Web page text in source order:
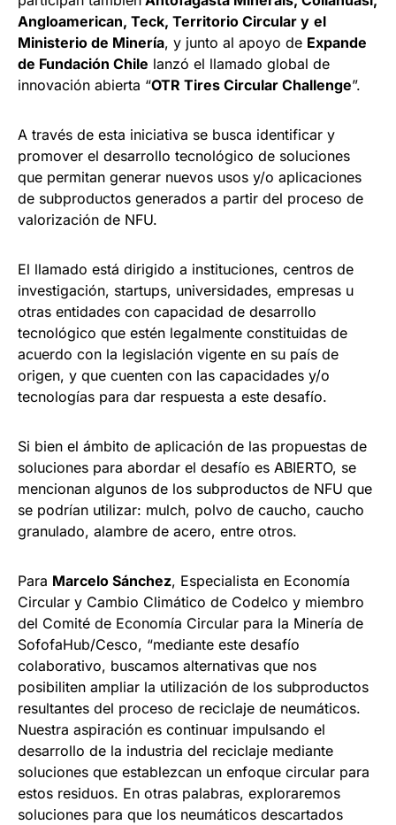
Angloamerican, Teck, Territorio Circular y el
Ministerio de Minería, y junto al apoyo de Expande
de Fundación Chile lanzó el llamado global de
innovación abierta “OTR Tires Circular Challenge”.
A través de esta iniciativa se busca identificar y
promover el desarrollo tecnológico de soluciones
que permitan generar nuevos usos y/o aplicaciones
de subproductos generados a partir del proceso de
valorización de NFU.
El llamado está dirigido a instituciones, centros de
investigación, startups, universidades, empresas u
otras entidades con capacidad de desarrollo
tecnológico que estén legalmente constituidas de
acuerdo con la legislación vigente en su país de
origen, y que cuenten con las capacidades y/o
tecnologías para dar respuesta a este desafío.
Si bien el ámbito de aplicación de las propuestas de
soluciones para abordar el desafío es ABIERTO, se
mencionan algunos de los subproductos de NFU que
se podrían utilizar: mulch, polvo de caucho, caucho
granulado, alambre de acero, entre otros.
Para Marcelo Sánchez, Especialista en Economía
Circular y Cambio Climático de Codelco y miembro
del Comité de Economía Circular para la Minería de
SofofaHub/Cesco, “mediante este desafío
colaborativo, buscamos alternativas que nos
posibiliten ampliar la utilización de los subproductos
resultantes del proceso de reciclaje de neumáticos.
Nuestra aspiración es continuar impulsando el
desarrollo de la industria del reciclaje mediante
soluciones que establezcan un enfoque circular para
estos residuos. En otras palabras, exploraremos
soluciones para que los neumáticos descartados